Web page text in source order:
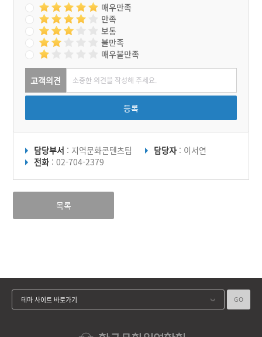
매우만족
만족
보통
불만족
매우불만족
고객의견
등록
담당부서 : 지역문화콘텐츠팀 담당자 : 이서연
전화 : 02-704-2379
목록
테마 사이트 바로가기 GO